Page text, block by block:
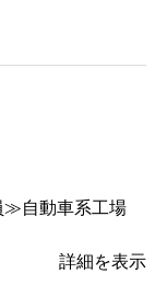
≫自動車系工場
詳細を表示